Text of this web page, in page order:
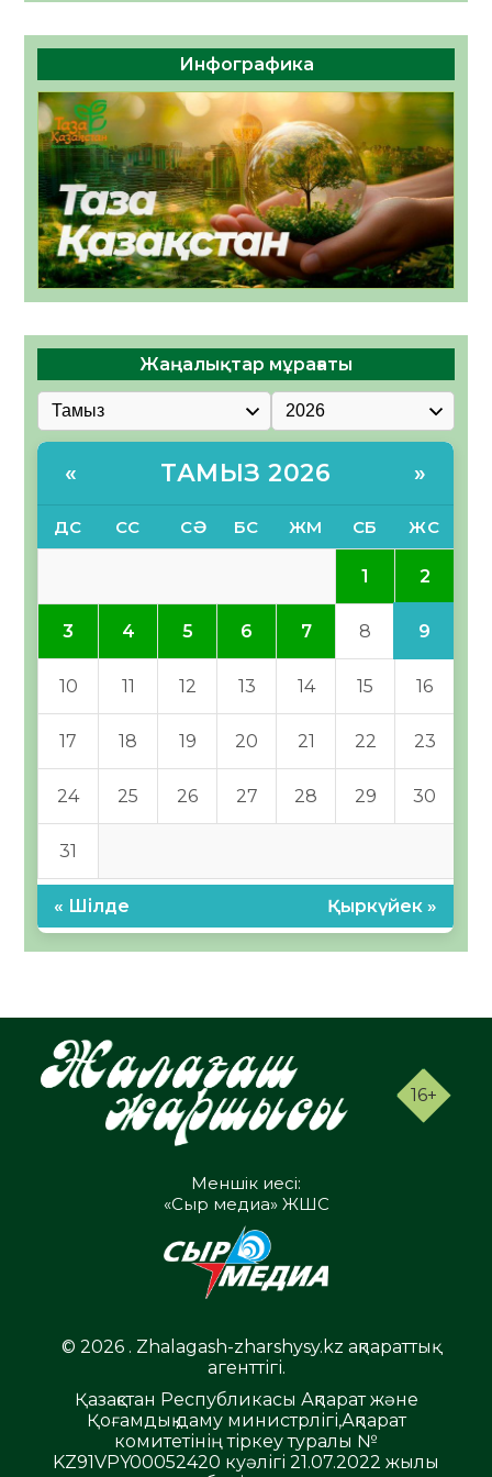
Инфографика
Жаңалықтар мұрағаты
« ТАМЫЗ 2026 »
ДС СС СӘ БС ЖМ СБ ЖС
1 2
3 4 5 6 7 8 9
10 11 12 13 14 15 16
17 18 19 20 21 22 23
24 25 26 27 28 29 30
31
« Шілде Қыркүйек »
16+
Меншік иесі:
«Сыр медиа» ЖШС
© 2026 . Zhalagash-zharshysy.kz ақпараттық
агенттігі.
Қазақстан Республикасы Ақпарат және
Қоғамдық даму министрлігі,Ақпарат
комитетінің тіркеу туралы №
KZ91VPY00052420 куәлігі 21.07.2022 жылы